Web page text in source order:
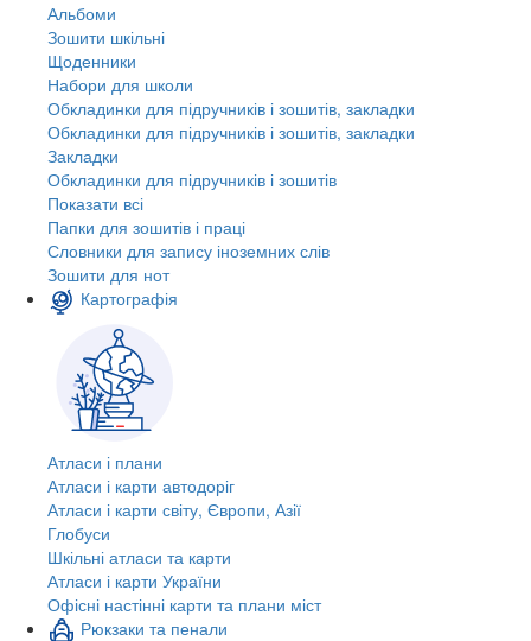
Альбоми
Зошити шкільні
Щоденники
Набори для школи
Обкладинки для підручників і зошитів, закладки
Обкладинки для підручників і зошитів, закладки
Закладки
Обкладинки для підручників і зошитів
Показати всі
Папки для зошитів і праці
Словники для запису іноземних слів
Зошити для нот
Картографія
Атласи і плани
Атласи і карти автодоріг
Атласи і карти світу, Європи, Азії
Глобуси
Шкільні атласи та карти
Атласи і карти України
Офісні настінні карти та плани міст
Рюкзаки та пенали